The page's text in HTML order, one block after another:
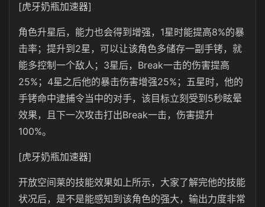
[虎牙奶瓶加速器]
角色升星后，能力也会得到增强，1星时能提高8%的暴
击率；提升到2星，可以让该角色多储存一副手铐，就
能多控制一个敌人；3星后，Break一击的伤害提高
25%；4星之后他的暴击伤害增强25%；五星时，他的
手铐命中逮捕令当中的对手，该目标立刻受到5秒眩晕
效果，且下一次攻击打出Break一击，伤害提升
100%。
[虎牙奶瓶加速器]
开放空间莱的技能效果如上所示，大家了解完他的技能
状况后，是不是能感知到该角色的强大，输出力度非常